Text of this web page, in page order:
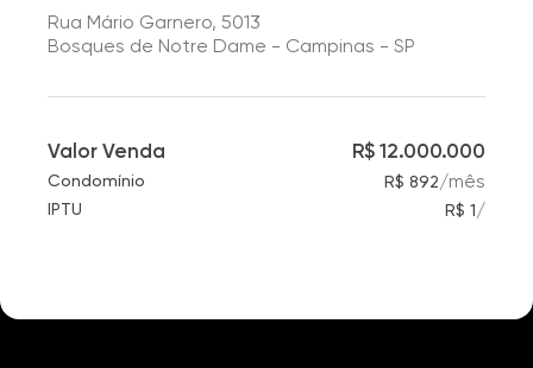
Rua Mário Garnero, 5013
Bosques de Notre Dame - Campinas - SP
Valor Venda R$ 12.000.000
Condomínio R$ 892/mês
IPTU R$ 1/